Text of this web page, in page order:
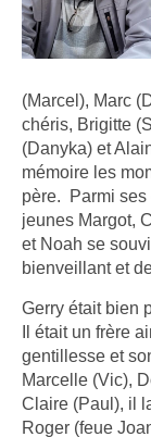
(Marcel), Marc
chéris, Brigitte
(Danyka) et
mémoire les
père. Parmi ses
jeunes Margot,
et Noah se
bienveillant et
Gerry était bien
Il était un frère
gentillesse et
Marcelle (Vic),
Claire (Paul), il
Roger (feue